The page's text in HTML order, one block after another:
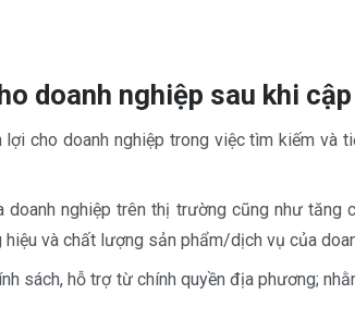
doanh nghiệp sau khi cập
lợi cho doanh nghiệp trong việc tìm kiếm và
doanh nghiệp trên thị trường cũng như
và chất lượng sản phẩm/dịch vụ của
sách, hỗ trợ từ chính quyền địa phương;